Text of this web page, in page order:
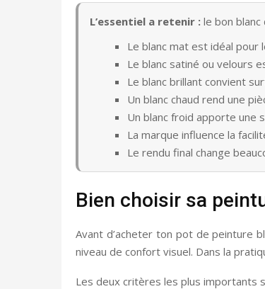
L’essentiel a retenir : le bon
Le blanc mat est idéal pour
Le blanc satiné ou velours
Le blanc brillant convient
Un blanc chaud rend une
Un blanc froid apporte une
La marque influence la
Le rendu final change
Bien choisir sa
Avant d’acheter ton pot de peinture
niveau de confort visuel. Dans la
Les deux critères les plus importants